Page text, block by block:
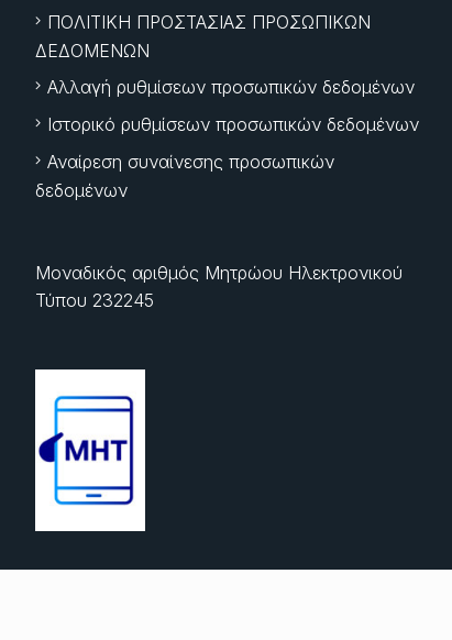
ΠΟΛΙΤΙΚΗ ΠΡΟΣΤΑΣΙΑΣ ΠΡΟΣΩΠΙΚΩΝ
ΔΕΔΟΜΕΝΩΝ
Αλλαγή ρυθμίσεων προσωπικών δεδομένων
Ιστορικό ρυθμίσεων προσωπικών δεδομένων
Αναίρεση συναίνεσης προσωπικών
δεδομένων
Μοναδικός αριθμός Μητρώου Ηλεκτρονικού
Τύπου 232245